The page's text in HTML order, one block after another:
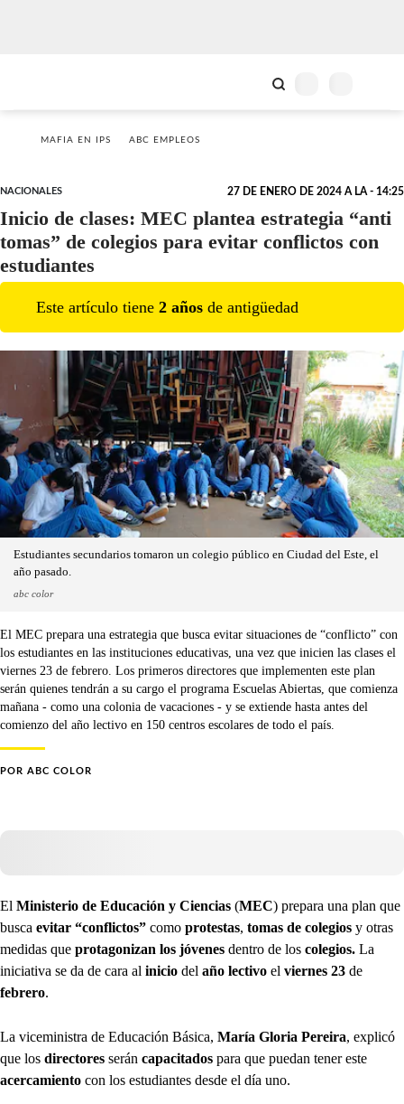
MAFIA EN IPS ABC EMPLEOS
NACIONALES 27 DE ENERO DE 2024 A LA - 14:25
Inicio de clases: MEC plantea estrategia “anti
tomas” de colegios para evitar conflictos con
estudiantes
Este artículo tiene 2 años de antigüedad
Estudiantes secundarios tomaron un colegio público en Ciudad del Este, el
año pasado.
abc color
El MEC prepara una estrategia que busca evitar situaciones de “conflicto” con
los estudiantes en las instituciones educativas, una vez que inicien las clases el
viernes 23 de febrero. Los primeros directores que implementen este plan
serán quienes tendrán a su cargo el programa Escuelas Abiertas, que comienza
mañana - como una colonia de vacaciones - y se extiende hasta antes del
comienzo del año lectivo en 150 centros escolares de todo el país.
POR ABC COLOR
El Ministerio de Educación y Ciencias (MEC) prepara una plan que
busca evitar “conflictos” como protestas, tomas de colegios y otras
medidas que protagonizan los jóvenes dentro de los colegios. La
iniciativa se da de cara al inicio del año lectivo el viernes 23 de
febrero.
La viceministra de Educación Básica, María Gloria Pereira, explicó
que los directores serán capacitados para que puedan tener este
acercamiento con los estudiantes desde el día uno.